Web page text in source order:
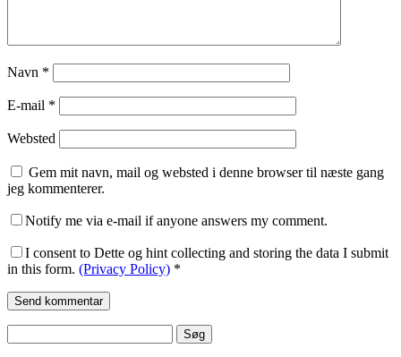
Navn *
E-mail *
Websted
Gem mit navn, mail og websted i denne browser til næste gang
jeg kommenterer.
Notify me via e-mail if anyone answers my comment.
I consent to Dette og hint collecting and storing the data I submit
in this form. (Privacy Policy) *
efter: